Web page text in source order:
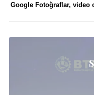
Google Fotoğraflar, video